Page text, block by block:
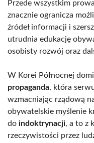
Przede wszystkim
znacznie ogranicza
źródeł informacji i
utrudnia edukację
osobisty rozwój oraz
W Korei Północnej
propaganda, która
wzmacniając rządową
obywatelskie myślenie
do indoktrynacji, a to z
rzeczywistości przez